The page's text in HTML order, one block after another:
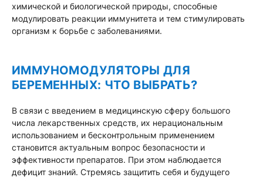
химической и биологической природы, способные
модулировать реакции иммунитета и тем стимулировать
организм к борьбе с заболеваниями.
ИММУНОМОДУЛЯТОРЫ ДЛЯ
БЕРЕМЕННЫХ: ЧТО ВЫБРАТЬ?
В связи с введением в медицинскую сферу большого
числа лекарственных средств, их нерациональным
использованием и бесконтрольным применением
становится актуальным вопрос безопасности и
эффективности препаратов. При этом наблюдается
дефицит знаний. Стремясь защитить себя и будущего